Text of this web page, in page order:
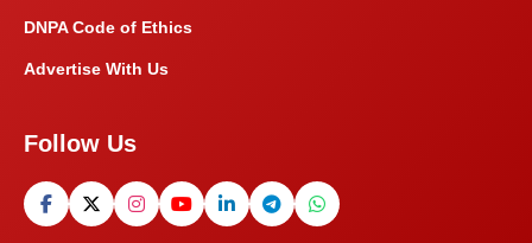
DNPA Code of Ethics
Advertise With Us
Follow Us